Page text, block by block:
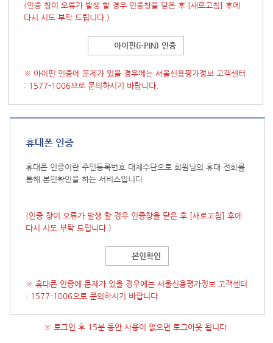
(인증 창이 오류가 발생 할 경우 인증창을 닫은 후 [새로고침] 후에
다시 시도 부탁 드립니다.)
아이핀(i-PIN) 인증
※ 아이핀 인증에 문제가 있을 경우에는 서울신용평가정보 고객센터
: 1577-1006으로 문의하시기 바랍니다.
휴대폰 인증
휴대폰 인증이란 주민등록번호 대체수단으로 회원님의 휴대 전화를
통해 본인확인을 하는 서비스입니다.
(인증 창이 오류가 발생 할 경우 인증창을 닫은 후 [새로고침] 후에
다시 시도 부탁 드립니다.)
본인확인
※ 휴대폰 인증에 문제가 있을 경우에는 서울신용평가정보 고객센터
: 1577-1006으로 문의하시기 바랍니다.
※ 로그인 후 15분 동안 사용이 없으면 로그아웃 됩니다.